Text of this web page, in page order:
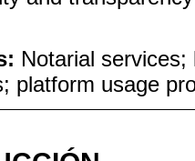
Notarial
platform usage